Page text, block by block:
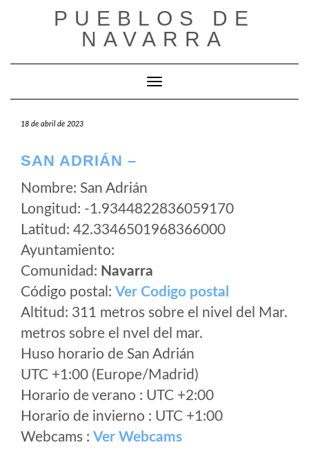
PUEBLOS DE
NAVARRA
Cambiar modo de navegación
18 de abril de 2023
SAN ADRIÁN –
Nombre: San Adrián
Longitud: -1.9344822836059170
Latitud: 42.3346501968366000
Ayuntamiento:
Comunidad: Navarra
Código postal: Ver Codigo postal
Altitud: 311 metros sobre el nivel del Mar.
metros sobre el nvel del mar.
Huso horario de San Adrián
UTC +1:00 (Europe/Madrid)
Horario de verano : UTC +2:00
Horario de invierno : UTC +1:00
Webcams : Ver Webcams